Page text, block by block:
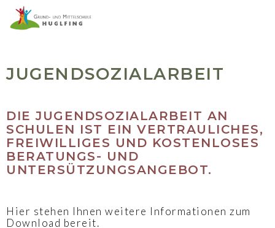
JUGENDSOZIALARBEIT
DIE JUGENDSOZIALARBEIT AN
SCHULEN IST EIN VERTRAULICHES,
FREIWILLIGES UND KOSTENLOSES
BERATUNGS- UND
UNTERSÜTZUNGSANGEBOT.
Hier stehen Ihnen weitere Informationen zum
Download bereit.